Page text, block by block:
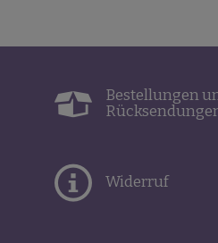
Bestellungen
Widerruf